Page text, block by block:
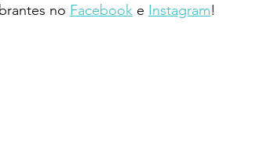
no Facebook e Instagram!